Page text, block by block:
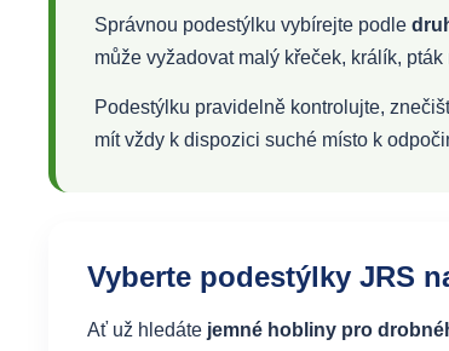
Správnou podestýlku vybírejte podle
může vyžadovat malý křeček, králík,
Podestýlku pravidelně kontrolujte,
mít vždy k dispozici suché místo k
Vyberte podestýlky JRS
Ať už hledáte jemné hobliny pro